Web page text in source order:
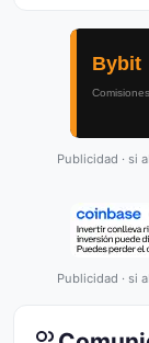
Publicidad · si
Publicidad · si